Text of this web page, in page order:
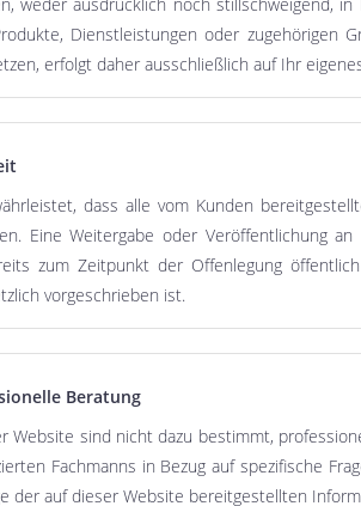
Dienstleistungen oder zugehörigen
erfolgt daher ausschließlich auf Ihr
dass alle vom Kunden
Eine Weitergabe oder Veröffentlichung
zum Zeitpunkt der Offenlegung
vorgeschrieben ist.
Beratung
Website sind nicht dazu bestimmt,
Fachmanns in Bezug auf spezifische
der auf dieser Website bereitgestellten